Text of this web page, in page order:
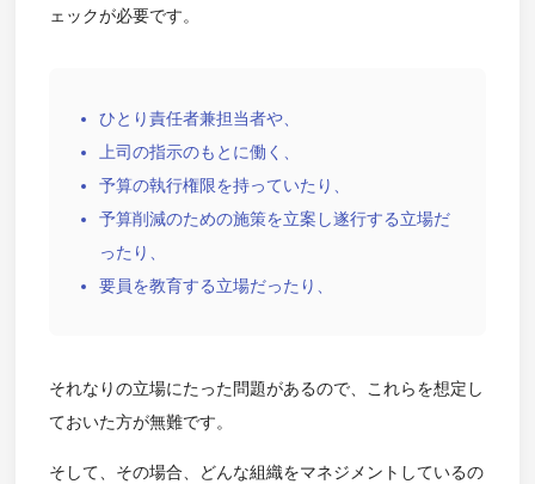
ェックが必要です。
ひとり責任者兼担当者や、
上司の指示のもとに働く、
予算の執行権限を持っていたり、
予算削減のための施策を立案し遂行する立場だ
ったり、
要員を教育する立場だったり、
それなりの立場にたった問題があるので、これらを想定し
ておいた方が無難です。
そして、その場合、どんな組織をマネジメントしているの